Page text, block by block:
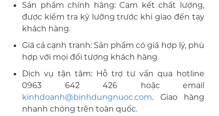
Sản phẩm chính hãng: Cam kết chất lượng,
được kiểm tra kỹ lưỡng trước khi giao đến tay
khách hàng.
Giá cả cạnh tranh: Sản phẩm có giá hợp lý, phù
hợp với mọi đối tượng khách hàng.
Dịch vụ tận tâm: Hỗ trợ tư vấn qua hotline
0963 642 426 hoặc email
kinhdoanh@binhdungnuoc.com. Giao hàng
nhanh chóng trên toàn quốc.